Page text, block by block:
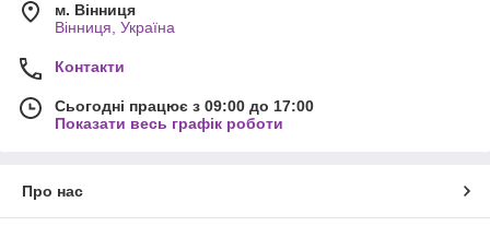
м. Вінниця
Вінниця, Україна
Контакти
Сьогодні працює з 09:00 до 17:00
Показати весь графік роботи
Про нас